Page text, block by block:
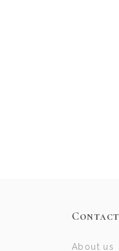
About us